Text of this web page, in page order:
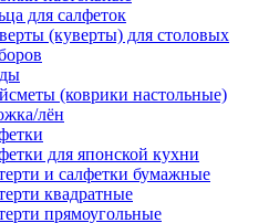
для салфеток
(куверты) для столовых
(коврики настольные)
лён
для японской кухни
и салфетки бумажные
квадратные
прямоугольные